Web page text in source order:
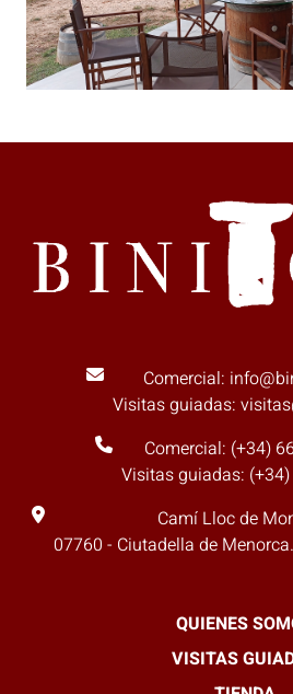
Comercial:
Visitas guiadas:
Comercial: (+34)
Visitas guiadas:
Camí Lloc de
07760 - Ciutadella de
QUIENES
VISITAS